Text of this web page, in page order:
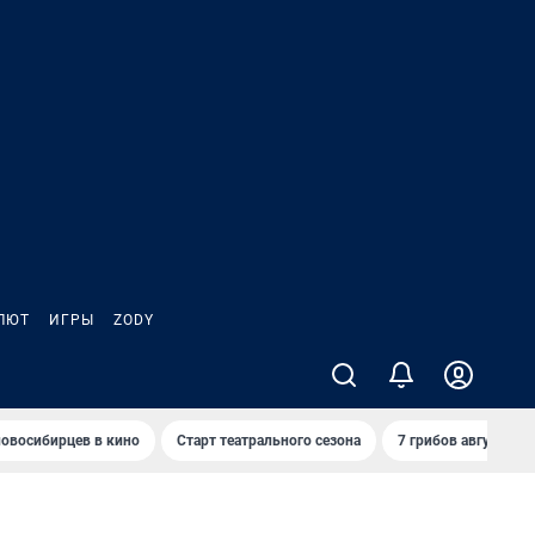
ИГРЫ ZODY
в кино Старт театрального сезона 7 грибов августа